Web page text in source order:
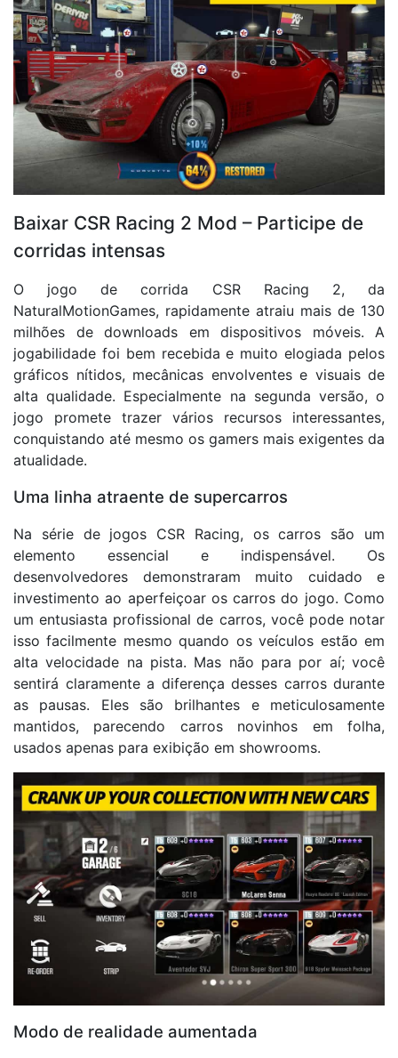
Baixar CSR Racing 2 Mod – Participe de
corridas intensas
O jogo de corrida CSR Racing 2, da
NaturalMotionGames, rapidamente atraiu mais de 130
milhões de downloads em dispositivos móveis. A
jogabilidade foi bem recebida e muito elogiada pelos
gráficos nítidos, mecânicas envolventes e visuais de
alta qualidade. Especialmente na segunda versão, o
jogo promete trazer vários recursos interessantes,
conquistando até mesmo os gamers mais exigentes da
atualidade.
Uma linha atraente de supercarros
Na série de jogos CSR Racing, os carros são um
elemento essencial e indispensável. Os
desenvolvedores demonstraram muito cuidado e
investimento ao aperfeiçoar os carros do jogo. Como
um entusiasta profissional de carros, você pode notar
isso facilmente mesmo quando os veículos estão em
alta velocidade na pista. Mas não para por aí; você
sentirá claramente a diferença desses carros durante
as pausas. Eles são brilhantes e meticulosamente
mantidos, parecendo carros novinhos em folha,
usados apenas para exibição em showrooms.
Modo de realidade aumentada